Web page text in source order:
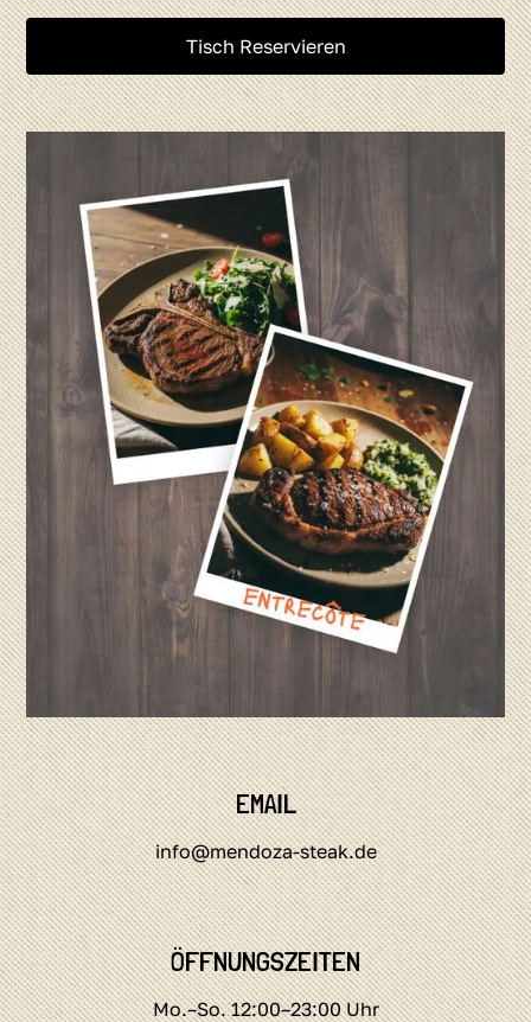
EMAIL
info@mendoza-steak.de
ÖFFNUNGSZEITEN
Mo.–So. 12:00–23:00 Uhr